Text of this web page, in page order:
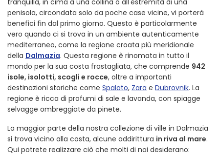
tranquilla, in cima a una collina o all'estremità di una
penisola, circondata solo da poche case vicine, vi porterà
benefici fin dal primo giorno. Questo è particolarmente
vero quando ci si trova in un ambiente autenticamente
mediterraneo, come la regione croata più meridionale
della Dalmazia. Questa regione è rinomata in tutto il
mondo per la sua costa frastagliata, che comprende 942
isole, isolotti, scogli e rocce, oltre a importanti
destinazioni storiche come Spalato, Zara e Dubrovnik. La
regione è ricca di profumi di sale e lavanda, con spiagge
selvagge ombreggiate da pinete.
La maggior parte della nostra collezione di ville in Dalmazia
si trova vicino alla costa, alcune addirittura in riva al mare.
Qui potrete realizzare ciò che molti di noi desiderano: